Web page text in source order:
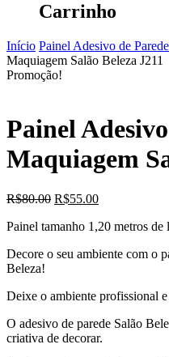
Carrinho
Início Painel Adesivo de Parede
Maquiagem Salão Beleza J211
Promoção!
Painel
Maquiagem
R$80.00 O
original
R$80.00.
R$55.00O
atual
R$55.00.
Painel tamanho 1,20 metros
Decore o seu ambiente com o
Beleza!
Deixe o ambiente profissional
O adesivo de parede Salão
criativa de decorar.